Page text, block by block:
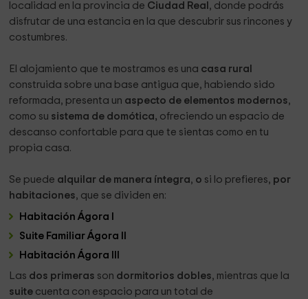
localidad en la provincia de Ciudad Real , donde podrás
disfrutar de una estancia en la que descubrir sus rincones y
costumbres.
El alojamiento que te mostramos es una casa rural
construida sobre una base antigua que, habiendo sido
reformada, presenta un aspecto de elementos modernos,
como su sistema de domótica, ofreciendo un espacio de
descanso confortable para que te sientas como en tu
propia casa.
Se puede alquilar de manera íntegra, o si lo prefieres, por
habitaciones, que se dividen en:
Habitación Ágora I
Suite Familiar Ágora II
Habitación Ágora III
Las dos primeras son dormitorios dobles, mientras que la
suite cuenta con espacio para un total de